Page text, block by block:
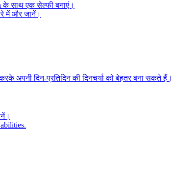
साथ एक सेल्फी बनाएं।
में और जानें।
अपनी दिन-प्रतिदिन की दिनचर्या को बेहतर बना सकते हैं।